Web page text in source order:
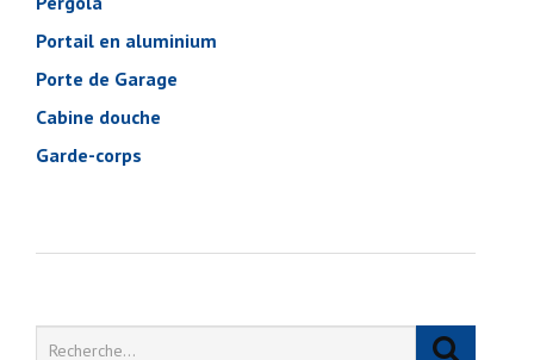
Portail en aluminium
Porte de Garage
Cabine douche
Garde-corps